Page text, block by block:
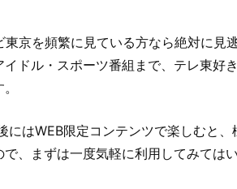
京を頻繁に見ている方なら絶対に見
ドル・スポーツ番組まで、テレ東好
はWEB限定コンテンツで楽しむと、
、まずは一度気軽に利用してみては